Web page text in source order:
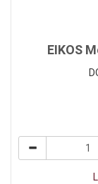
EIKOS